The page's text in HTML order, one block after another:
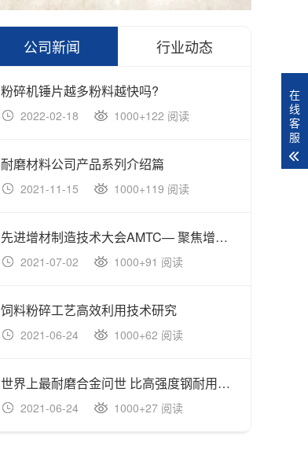
公司新闻 行业动态
粉碎机锤片越多粉料越快吗?
2022-02-18 1000+122 阅读
耐磨材料公司产品系列介绍篇
2021-11-15 1000+119 阅读
先进增材制造技术大会AMTC— 聚焦增材制造大未来！
2021-07-02 1000+91 阅读
饲料粉碎工艺高效利用技术研究
2021-06-24 1000+62 阅读
世界上最耐磨合金问世 比高强度钢耐用100倍
2021-06-24 1000+27 阅读
国
在
线
客
服